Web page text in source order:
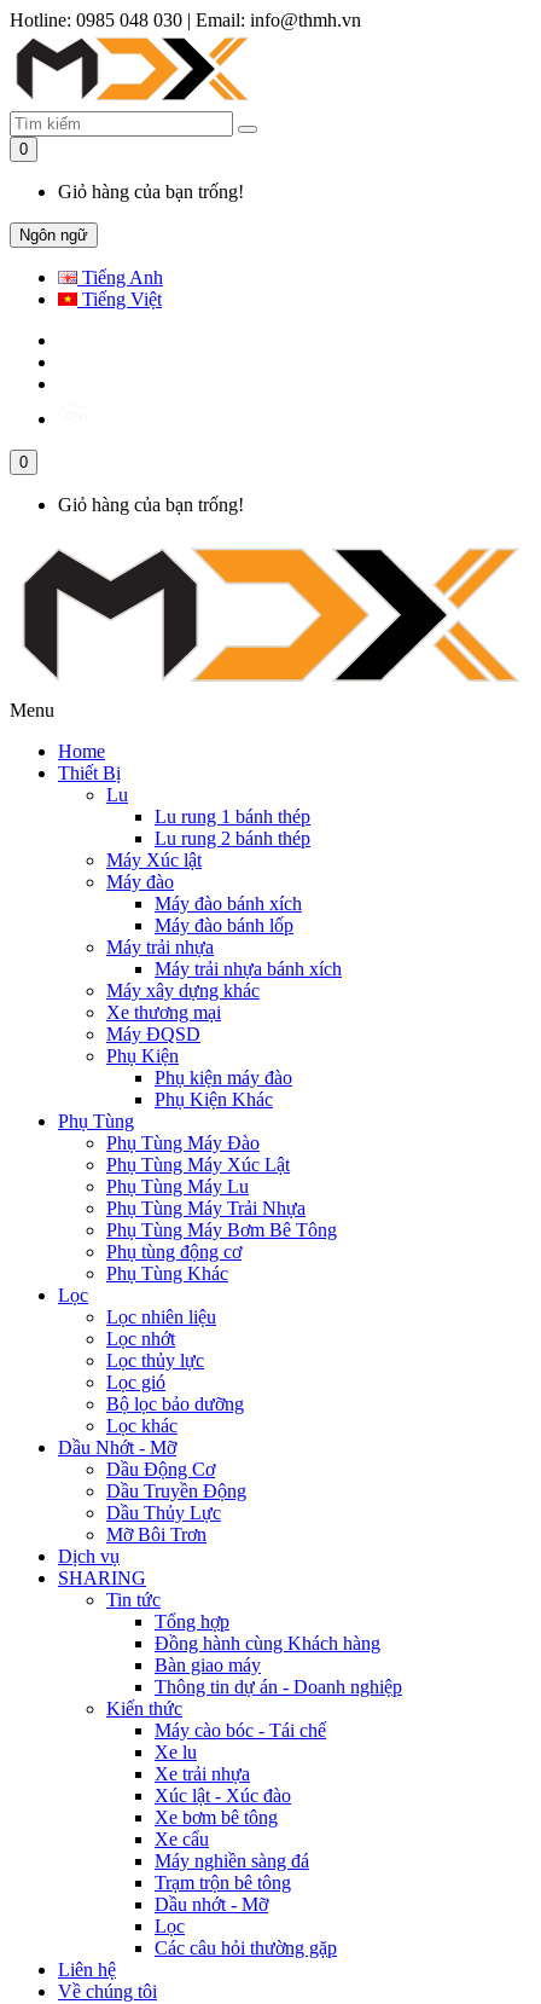
Hotline: 0985 048 030 | Email: info@thmh.vn
0
Giỏ hàng của bạn trống!
Ngôn ngữ
Tiếng Anh
Tiếng Việt
0
Giỏ hàng của bạn trống!
Menu
Home
Thiết Bị
Lu
Lu rung 1 bánh thép
Lu rung 2 bánh thép
Máy Xúc lật
Máy đào
Máy đào bánh xích
Máy đào bánh lốp
Máy trải nhựa
Máy trải nhựa bánh xích
Máy xây dựng khác
Xe thương mại
Máy ĐQSD
Phụ Kiện
Phụ kiện máy đào
Phụ Kiện Khác
Phụ Tùng
Phụ Tùng Máy Đào
Phụ Tùng Máy Xúc Lật
Phụ Tùng Máy Lu
Phụ Tùng Máy Trải Nhựa
Phụ Tùng Máy Bơm Bê Tông
Phụ tùng động cơ
Phụ Tùng Khác
Lọc
Lọc nhiên liệu
Lọc nhớt
Lọc thủy lực
Lọc gió
Bộ lọc bảo dưỡng
Lọc khác
Dầu Nhớt - Mỡ
Dầu Động Cơ
Dầu Truyền Động
Dầu Thủy Lực
Mỡ Bôi Trơn
Dịch vụ
SHARING
Tin tức
Tổng hợp
Đồng hành cùng Khách hàng
Bàn giao máy
Thông tin dự án - Doanh nghiệp
Kiến thức
Máy cào bóc - Tái chế
Xe lu
Xe trải nhựa
Xúc lật - Xúc đào
Xe bơm bê tông
Xe cẩu
Máy nghiền sàng đá
Trạm trộn bê tông
Dầu nhớt - Mỡ
Lọc
Các câu hỏi thường gặp
Liên hệ
Về chúng tôi